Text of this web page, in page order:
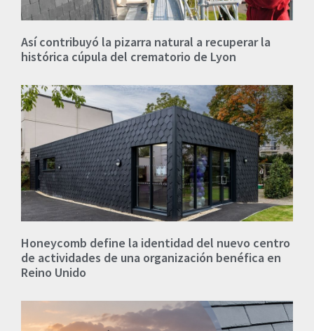
Así contribuyó la pizarra natural a recuperar la
histórica cúpula del crematorio de Lyon
Honeycomb define la identidad del nuevo centro
de actividades de una organización benéfica en
Reino Unido